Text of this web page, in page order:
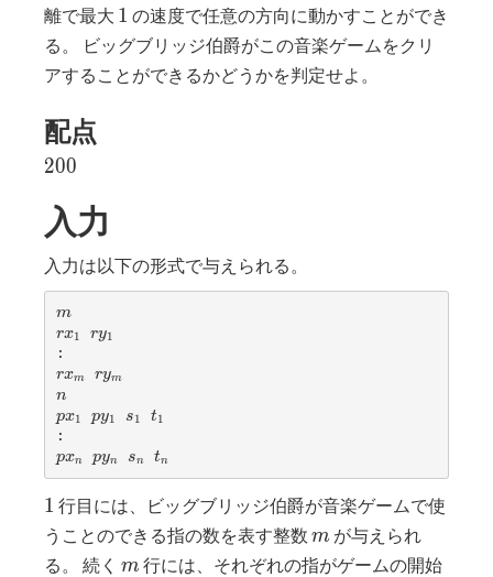
≤
n
-
離で最大 1
1 の速度で任意の方向に動かすことができ
る。 ビッグブリッジ伯爵がこの音楽ゲームをクリ
アすることができるかどうかを判定せよ。
配点
200
200
入力
入力は以下の形式で与えられる。
m
m
r
x
_
1
rx1
r
_
ry1
r
x
_
m
rxm
r
_
rym
n
n
p
x
_
1
px1
p
_
1
py1
s
1
s1
t
1
t1
p
x
_
n
pxn
p
y
_
n
pyn
s
_
sn
t
_
n
tn
1
1 行目には、ビッグブリッジ伯爵が音楽ゲームで使
うことのできる指の数を表す整数 m
m が与えられ
る。 続く m
m 行には、それぞれの指がゲームの開始